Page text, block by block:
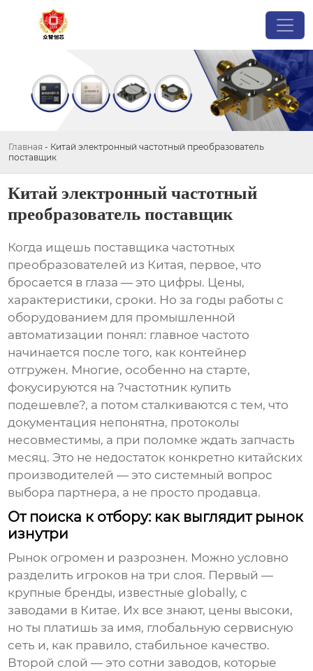
Главная - Китай электронный частотный преобразователь
поставщик
Китай электронный частотный
преобразователь поставщик
Когда ищешь поставщика частотных
преобразователей из Китая, первое, что
бросается в глаза — это цифры. Цены,
характеристики, сроки. Но за годы работы с
оборудованием для промышленной
автоматизации понял: главное частото
начинается после того, как контейнер
отгружен. Многие, особенно на старте,
фокусируются на ?частотник купить
подешевле?, а потом сталкиваются с тем, что
документация непонятна, протоколы
несовместимы, а при поломке ждать запчасть
месяц. Это не недостаток конкретно китайских
производителей — это системный вопрос
выбора партнера, а не просто продавца.
От поиска к отбору: как выглядит рынок
изнутри
Рынок огромен и разрознен. Можно условно
разделить игроков на три слоя. Первый —
крупные бренды, известные globally, с
заводами в Китае. Их все знают, цены высоки,
но ты платишь за имя, глобальную сервисную
сеть и, как правило, стабильное качество.
Второй слой — это сотни заводов, которые